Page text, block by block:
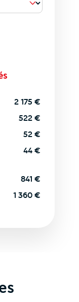
2 175 €
522 €
52 €
44 €
841 €
1 360 €